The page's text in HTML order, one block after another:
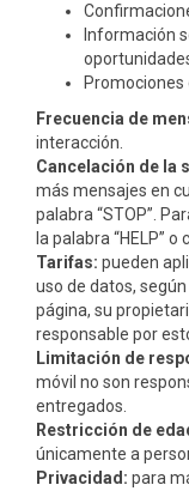
Información
Frecuencia de
interacción.
Cancelación de la
más mensajes en
palabra “STOP”.
la palabra “HELP”
Tarifas: pueden
uso de datos,
página, su
responsable por
Limitación de
móvil no son
entregados.
Restricción de
únicamente a
Privacidad: para